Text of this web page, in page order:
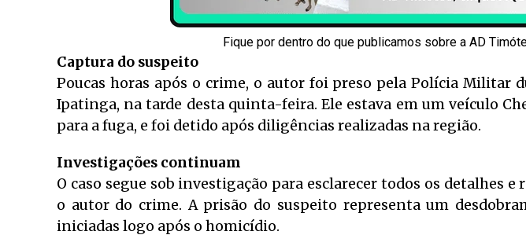
Fique por dentro do que publicamos sobre a AD
Captura do suspeito
Poucas horas após o crime, o autor foi preso pela Polícia Militar
Ipatinga, na tarde desta quinta-feira. Ele estava em um veículo
para a fuga, e foi detido após diligências realizadas na região.
Investigações continuam
O caso segue sob investigação para esclarecer todos os detalhes
o autor do crime. A prisão do suspeito representa um
iniciadas logo após o homicídio.